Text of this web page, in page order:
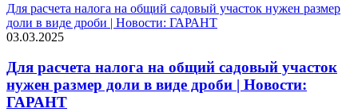
Для расчета налога на общий садовый участок нужен размер
доли в виде дроби | Новости: ГАРАНТ
03.03.2025
Для расчета налога на общий садовый участок
нужен размер доли в виде дроби | Новости:
ГАРАНТ